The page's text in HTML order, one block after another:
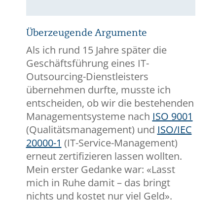
Überzeugende Argumente
Als ich rund 15 Jahre später die
Geschäftsführung eines IT-
Outsourcing-Dienstleisters
übernehmen durfte, musste ich
entscheiden, ob wir die bestehenden
Managementsysteme nach ISO 9001
(Qualitätsmanagement) und ISO/IEC
20000-1 (IT-Service-Management)
erneut zertifizieren lassen wollten.
Mein erster Gedanke war: «Lasst
mich in Ruhe damit – das bringt
nichts und kostet nur viel Geld».